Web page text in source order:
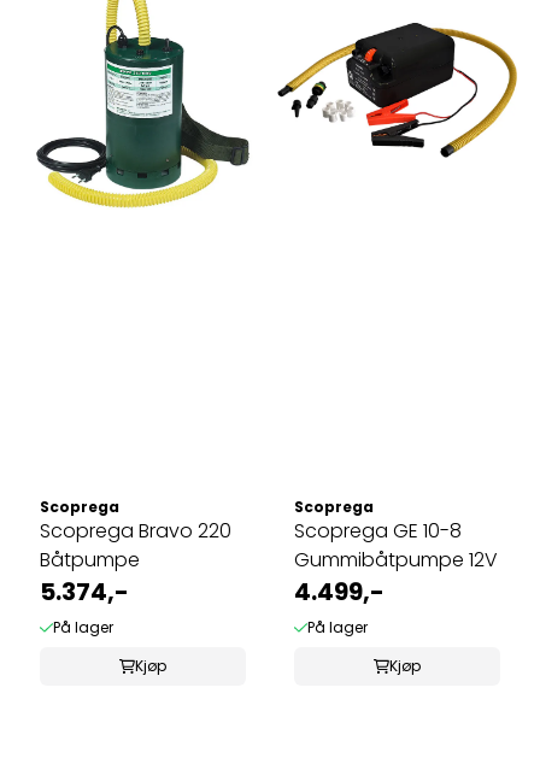
Scoprega
Scoprega Bravo 220
Båtpumpe
5.374,-
På lager
Kjøp
Scoprega
Scoprega GE 10-8
Gummibåtpumpe 12V
4.499,-
På lager
Kjøp